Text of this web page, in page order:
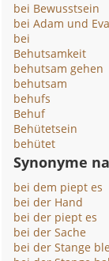
bei Bewusstsein
bei Adam und
bei
Behutsamkeit
behutsam gehen
behutsam
behufs
Behuf
Behütetsein
behütet
Synonyme
bei dem piept es
bei der Hand
bei der piept es
bei der Sache
bei der Stange